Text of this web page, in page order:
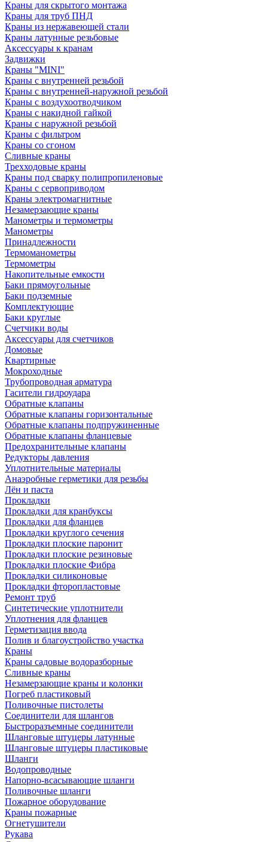
Краны для скрытого монтажа
Краны для труб ПНД
Краны из нержавеющей стали
Краны латунные резьбовые
Аксессуары к кранам
Задвижки
Краны "MINI"
Краны с внутренней резьбой
Краны с внутренней-наружной резьбой
Краны с воздухоотводчиком
Краны с накидной гайкой
Краны с наружной резьбой
Краны с фильтром
Краны со сгоном
Сливные краны
Трехходовые краны
Краны под сварку полипропиленовые
Краны с сервоприводом
Краны электромагнитные
Незамерзающие краны
Манометры и термометры
Манометры
Принадлежности
Термоманометры
Термометры
Накопительные емкости
Баки прямоугольные
Баки подземные
Комплектующие
Баки круглые
Счетчики воды
Аксессуары для счетчиков
Домовые
Квартирные
Мокроходные
Трубопроводная арматура
Гасители гидроудара
Обратные клапаны
Обратные клапаны горизонтальные
Обратные клапаны подпружиненные
Обратные клапаны фланцевые
Предохранительные клапаны
Редукторы давления
Уплотнительные материалы
Анаэробные герметики для резьбы
Лён и паста
Прокладки
Прокладки для кранбуксы
Прокладки для фланцев
Прокладки круглого сечения
Прокладки плоские паронит
Прокладки плоские резиновые
Прокладки плоские Фибра
Прокладки силиконовые
Прокладки фторопластовые
Ремонт труб
Синтетические уплотнители
Уплотнения для фланцев
Герметизация ввода
Полив и благоустройство участка
Краны
Краны садовые водоразборные
Сливные краны
Незамерзающие краны и колонки
Погреб пластиковый
Поливочные пистолеты
Соединители для шлангов
Быстроразъемные соединители
Шланговые штуцеры латунные
Шланговые штуцеры пластиковые
Шланги
Водопроводные
Напорно-всасывающие шланги
Поливочные шланги
Пожарное оборудование
Краны пожарные
Огнетушители
Рукава